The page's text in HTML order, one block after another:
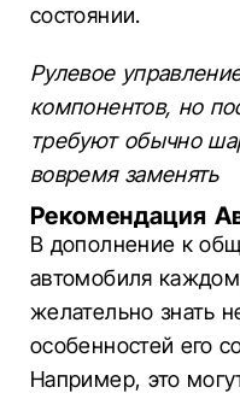
состоянии.
Рулевое
компонентов, но
требуют обычно
вовремя заменять
Рекомендация
В дополнение к
автомобиля
желательно знать
особенностей его
Например, это